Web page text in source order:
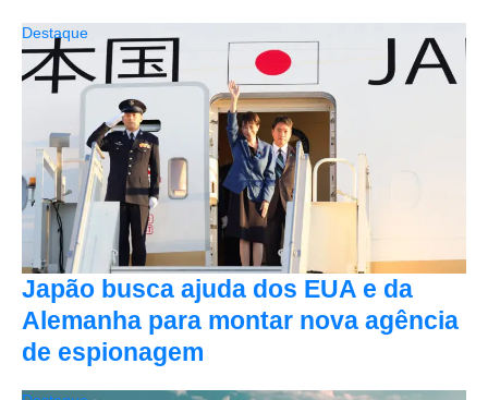
Japão busca ajuda dos EUA e da
Alemanha para montar nova agência
de espionagem
Destaque